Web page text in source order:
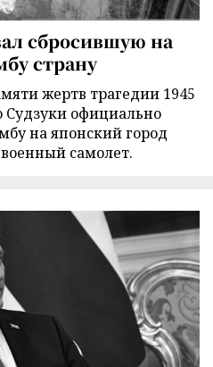
сбросившую на
страну
жертв трагедии 1945
Судзуки официально
на японский город
самолет.